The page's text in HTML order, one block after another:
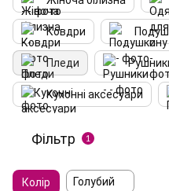
Ковдри
Пледи
Кухонні аксесуари
Фільтр 1
Колір Голубий